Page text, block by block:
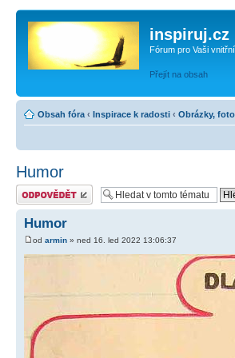
inspiruj.cz
Fórum pro Vaši
Přejít na obsah
Obsah fóra ‹ Inspirace k radosti ‹ Obrázky,
Humor
Odeslat odpověď
Humor
od armin » ned 16. led 2022 13:06:37